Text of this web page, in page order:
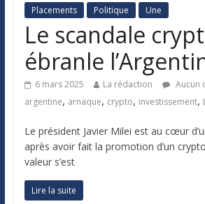
Placements Politique Une
Le scandale
ébranle
6 mars 2025 La rédaction
Aucun
argentine, arnaque, crypto, investissement,
Le président Javier Milei est au cœur
après avoir fait la promotion d’un
valeur s’est
Lire la suite